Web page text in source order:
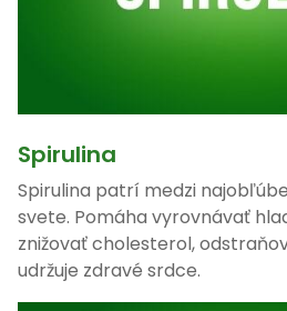
Spirulina
Spirulina patrí medzi
svete. Pomáha vyrovnávať
znižovať cholesterol,
udržuje zdravé srdce.